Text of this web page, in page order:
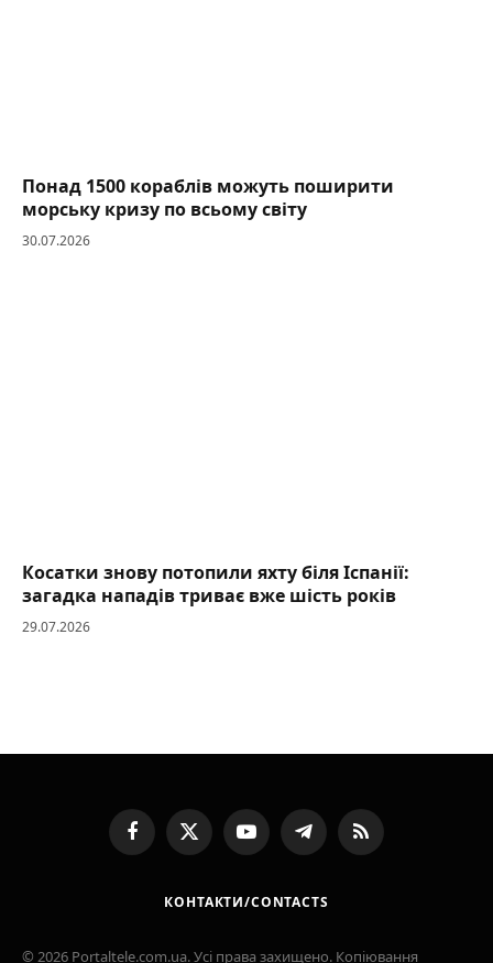
Понад 1500 кораблів можуть поширити
морську кризу по всьому світу
30.07.2026
Косатки знову потопили яхту біля Іспанії:
загадка нападів триває вже шість років
29.07.2026
FacebookX
(Twitter)
YouTube TelegramRSS
КОНТАКТИ/CONTACTS
© 2026 Portaltele.com.ua. Усі права захищено. Копіювання